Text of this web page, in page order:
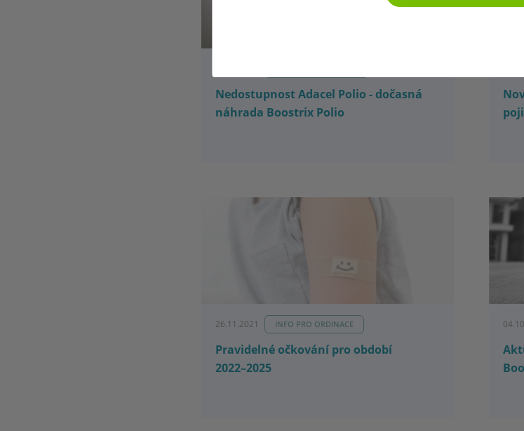
Nedostupnost Adacel Polio - dočasná
náhrada Boostrix Polio
26.11.2021 INFO PRO ORDINACE
Pravidelné očkování pro období
2022–⁠2025